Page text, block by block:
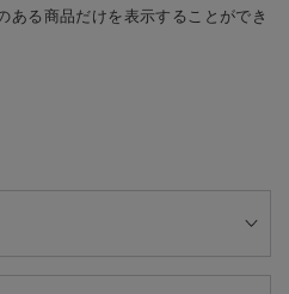
ある商品だけを表示することができ